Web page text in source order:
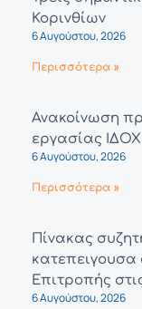
Κορινθίων
6 Αυγούστου, 2026
Περισσότερα »
Ανακοίνωση
εργασίας
6 Αυγούστου, 2026
Περισσότερα »
Πίνακας
κατεπειγουσα
Επιτροπής
6 Αυγούστου, 2026